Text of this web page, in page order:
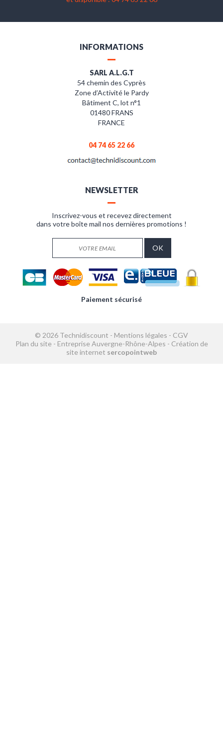
INFORMATIONS
SARL A.L.G.T
54 chemin des Cyprès
Zone d’Activité le Pardy
Bâtiment C, lot n°1
01480 FRANS
FRANCE
04 74 65 22 66
NEWSLETTER
Inscrivez-vous et recevez directement
dans votre boîte mail nos dernières promotions !
Paiement sécurisé
© 2026 Technidiscount - Mentions légales - CGV
Plan du site - Entreprise Auvergne-Rhône-Alpes - Création de
site internet sercopointweb